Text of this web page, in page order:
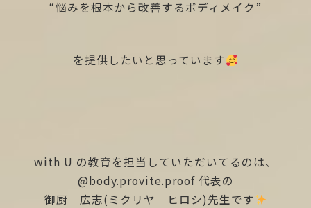
“悩みを根本から改善するボディメイク”
を提供したいと思っています
with U の教育を担当していただいてるのは、
@body.provite.proof代表の
御厨 広志(ミクリヤ ヒロシ)先生です